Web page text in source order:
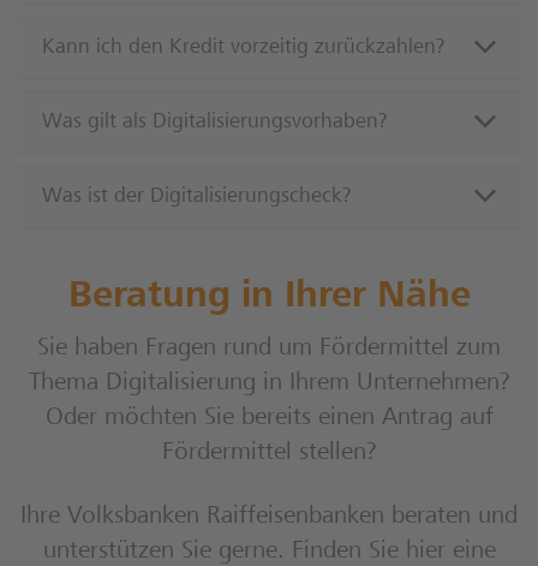
Kann ich den Kredit vorzeitig zurückzahlen?
Was gilt als Digitalisierungsvorhaben?
Was ist der Digitalisierungscheck?
Beratung in Ihrer Nähe
Sie haben Fragen rund um Fördermittel zum
Thema Digitalisierung in Ihrem Unternehmen?
Oder möchten Sie bereits einen Antrag auf
Fördermittel stellen?
Ihre Volksbanken Raiffeisenbanken beraten und
unterstützen Sie gerne. Finden Sie hier eine